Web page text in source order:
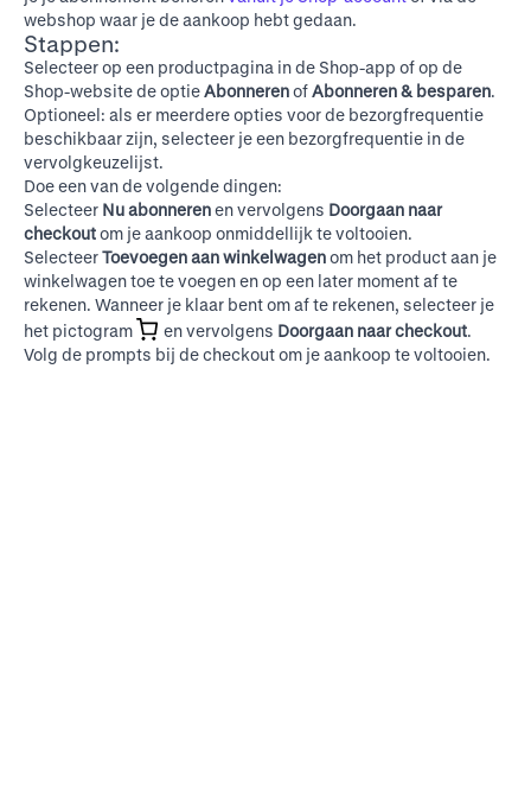
webshop waar je de aankoop hebt gedaan.
Stappen:
Selecteer op een productpagina in de Shop-app of op de
Shop-websitede optieAbonnerenofAbonneren & besparen.
Optioneel: als er meerdere opties voor de bezorgfrequentie
beschikbaar zijn, selecteer je een bezorgfrequentie in de
vervolgkeuzelijst.
Doe een van de volgende dingen:
Selecteer Nu abonnerenen vervolgens Doorgaan naar
checkoutom je aankoop onmiddellijk te voltooien.
SelecteerToevoegen aan winkelwagenom het product aan je
winkelwagen toe te voegen en op een later moment af te
rekenen. Wanneer je klaar bent om af te rekenen, selecteer je
het pictogram
en vervolgens Doorgaan naar checkout.
Volg de prompts bij de checkout om je aankoop te voltooien.